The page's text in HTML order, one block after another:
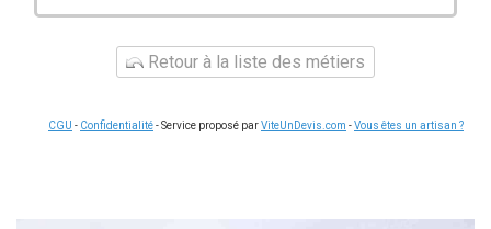
Retour à la liste des métiers
CGU - Confidentialité- Service proposé parViteUnDevis.com -Vous êtes un artisan ?